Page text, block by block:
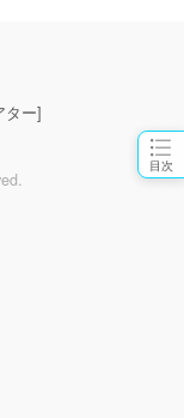
目次
ター]